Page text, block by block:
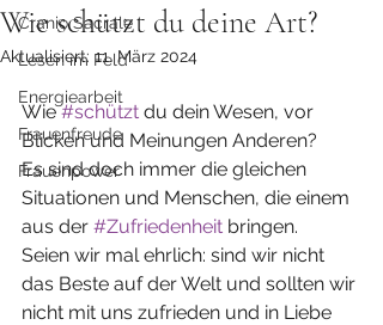
Cranio Sacrale
Lesen im Feld
Energiearbeit
Frauenfreude
Frauenpower
Wie schützt du deine Art?
Aktualisiert: 11. März 2024
Wie #schützt du dein Wesen, vor
Blicken und Meinungen Anderen?
Es sind doch immer die gleichen
Situationen und Menschen, die einem
aus der #Zufriedenheit bringen.
Seien wir mal ehrlich: sind wir nicht
das Beste auf der Welt und sollten wir
nicht mit uns zufrieden und in Liebe